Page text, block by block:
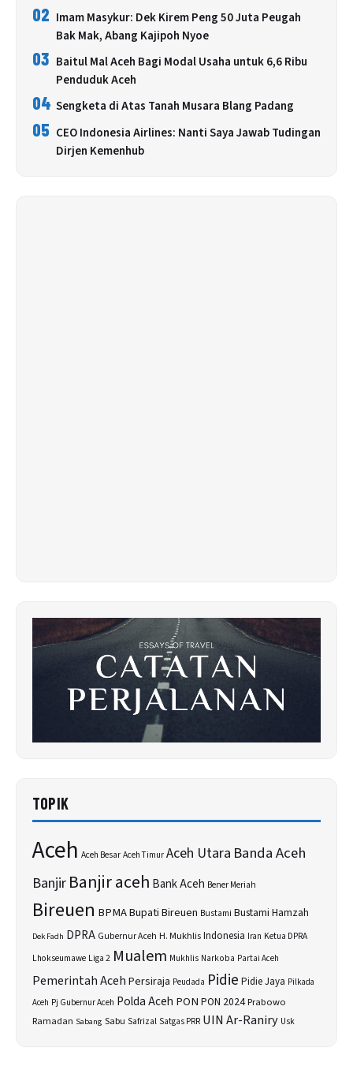
02 Imam Masykur: Dek Kirem Peng 50 Juta Peugah
Bak Mak, Abang Kajipoh Nyoe
03 Baitul Mal Aceh Bagi Modal Usaha untuk 6,6 Ribu
Penduduk Aceh
04 Sengketa di Atas Tanah Musara Blang Padang
05 CEO Indonesia Airlines: Nanti Saya Jawab Tudingan
Dirjen Kemenhub
TOPIK
Aceh Aceh Besar Aceh Timur Aceh Utara Banda Aceh
BanjirBanjir aceh Bank Aceh Bener Meriah
Bireuen BPMABupati Bireuen Bustami Bustami Hamzah
Dek Fadh DPRA Gubernur Aceh H. MukhlisIndonesia Iran Ketua DPRA
Lhokseumawe Liga 2 Mualem Mukhlis Narkoba Partai Aceh
Pemerintah AcehPersiraja Peudada Pidie Pidie Jaya Pilkada
Aceh Pj Gubernur Aceh Polda Aceh PON PON 2024Prabowo
Ramadan Sabang Sabu Safrizal Satgas PRR UIN Ar-Raniry Usk